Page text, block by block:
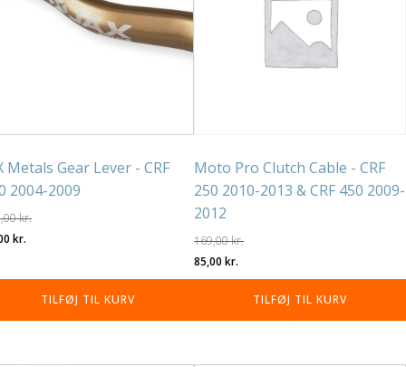
Metals Gear Lever - CRF
2004-2009
kr.
kr..
kr.
pris
er:
99,00 kr..
TILFØJ TIL KURV
Moto Pro Clutch Cable - CRF
250 2010-2013 & CRF 450 2009-
2012
169,00kr.
Den
oprindelige
var:
85,00kr.
aktuelle
pris
er:
TILFØJ TIL KURV